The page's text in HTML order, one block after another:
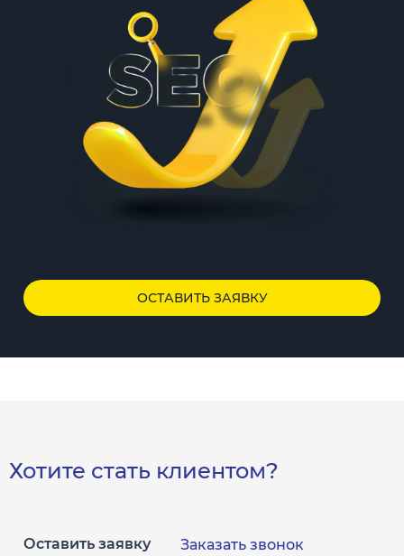
ОСТАВИТЬ ЗАЯВКУ
Хотите стать клиентом?
Оставить заявку Заказать звонок